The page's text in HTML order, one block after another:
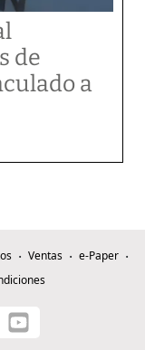
de
a
Ventas
e-Paper